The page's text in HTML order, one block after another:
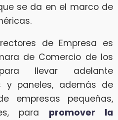
se da en el marco de
de Empresa es
de Comercio de los
llevar adelante
y paneles, además de
empresas pequeñas,
para promover la